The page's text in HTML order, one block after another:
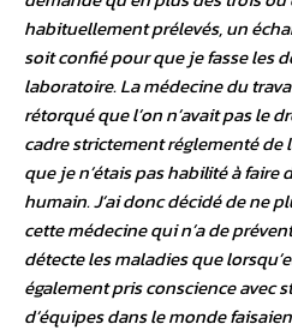
habituellement prélevés, un
soit confié pour que je fasse les
laboratoire. La médecine du
rétorqué que l’on n’avait pas le
cadre strictement réglementé de
que je n’étais pas habilité à faire
humain. J’ai donc décidé de ne
cette médecine qui n’a de
détecte les maladies que
également pris conscience avec
d’équipes dans le monde